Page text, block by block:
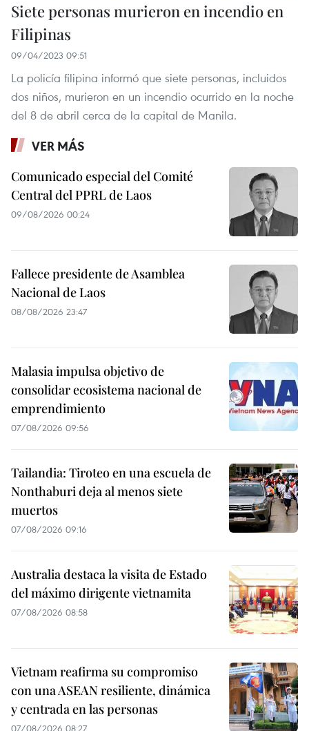
Siete personas murieron en incendio en
Filipinas
09/04/2023 09:51
La policía filipina informó que siete personas, incluidos
dos niños, murieron en un incendio ocurrido en la noche
del 8 de abril cerca de la capital de Manila.
VER MÁS
Comunicado especial del Comité
Central del PPRL de Laos
09/08/2026 00:24
Fallece presidente de Asamblea
Nacional de Laos
08/08/2026 23:47
Malasia impulsa objetivo de
consolidar ecosistema nacional de
emprendimiento
07/08/2026 09:56
Tailandia: Tiroteo en una escuela de
Nonthaburi deja al menos siete
muertos
07/08/2026 09:16
Australia destaca la visita de Estado
del máximo dirigente vietnamita
07/08/2026 08:58
Vietnam reafirma su compromiso
con una ASEAN resiliente, dinámica
y centrada en las personas
07/08/2026 08:27